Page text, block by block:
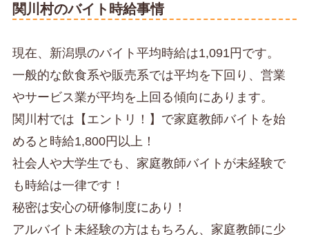
関川村のバイト時給事情
現在、新潟県のバイト平均時給は1,091円です。
一般的な飲食系や販売系では平均を下回り、営業
やサービス業が平均を上回る傾向にあります。
関川村では【エントリ！】で家庭教師バイトを始
めると時給1,800円以上！
社会人や大学生でも、家庭教師バイトが未経験で
も時給は一律です！
秘密は安心の研修制度にあり！
アルバイト未経験の方はもちろん、家庭教師に少